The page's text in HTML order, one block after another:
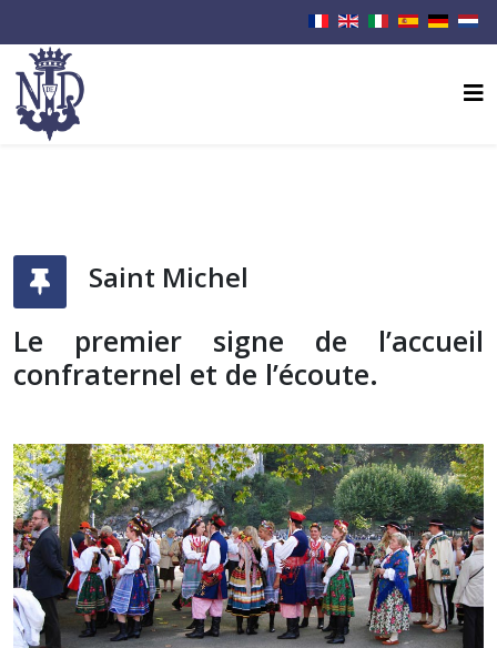
Saint Michel
Le premier signe de l’accueil
confraternel et de l’écoute.